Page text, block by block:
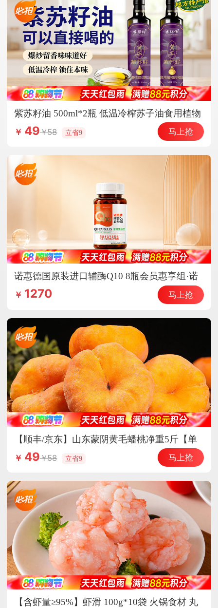
紫苏籽油 500ml*2瓶 低温冷榨苏子油食用植物
调和油家用热炒凉拌炒菜
￥ 49 58 立省9 马上抢
诺惠德国原装进口辅酶Q10 8瓶会员惠享组·诺
惠德国原装进口辅酶Q10
￥ 1270 马上抢
【顺丰/京东】山东蒙阴黄毛蟠桃净重5斤【单
果150g+】香甜多汁 皮薄核小
￥ 49 58 立省9 马上抢
【含虾量≥95%】虾滑 100g*10袋 火锅食材 丸